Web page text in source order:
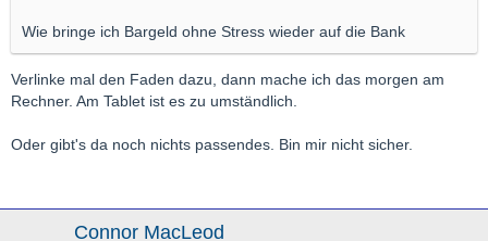
Wie bringe ich Bargeld ohne Stress wieder auf die Bank
Verlinke mal den Faden dazu, dann mache ich das morgen am
Rechner. Am Tablet ist es zu umständlich.
Oder gibt's da noch nichts passendes. Bin mir nicht sicher.
Connor MacLeod